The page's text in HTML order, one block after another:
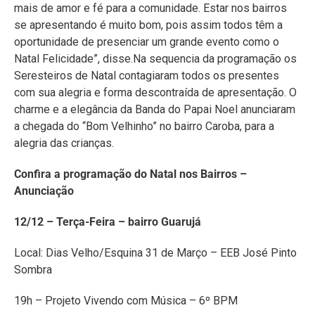
mais de amor e fé para a comunidade. Estar nos bairros
se apresentando é muito bom, pois assim todos têm a
oportunidade de presenciar um grande evento como o
Natal Felicidade”, disse.Na sequencia da programação os
Seresteiros de Natal contagiaram todos os presentes
com sua alegria e forma descontraída de apresentação. O
charme e a elegância da Banda do Papai Noel anunciaram
a chegada do “Bom Velhinho” no bairro Caroba, para a
alegria das crianças.
Confira a programação do Natal nos Bairros –
Anunciação
12/12 – Terça-Feira – bairro Guarujá
Local: Dias Velho/Esquina 31 de Março – EEB José Pinto
Sombra
19h – Projeto Vivendo com Música – 6º BPM